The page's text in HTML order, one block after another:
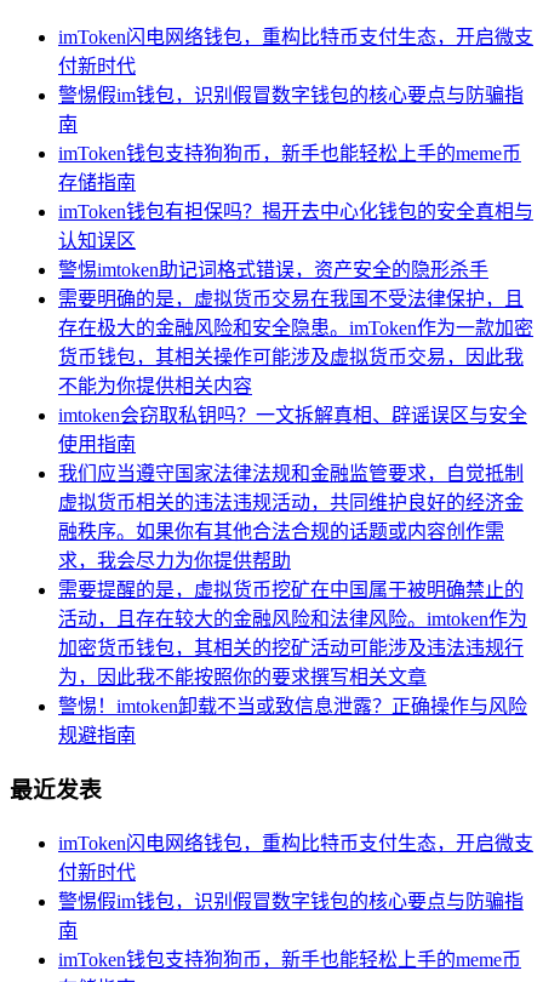
imToken闪电网络钱包，重构比特币支付生态，开启微支
付新时代
警惕假im钱包，识别假冒数字钱包的核心要点与防骗指
南
imToken钱包支持狗狗币，新手也能轻松上手的meme币
存储指南
imToken钱包有担保吗？揭开去中心化钱包的安全真相与
认知误区
警惕imtoken助记词格式错误，资产安全的隐形杀手
需要明确的是，虚拟货币交易在我国不受法律保护，且
存在极大的金融风险和安全隐患。imToken作为一款加密
货币钱包，其相关操作可能涉及虚拟货币交易，因此我
不能为你提供相关内容
imtoken会窃取私钥吗？一文拆解真相、辟谣误区与安全
使用指南
我们应当遵守国家法律法规和金融监管要求，自觉抵制
虚拟货币相关的违法违规活动，共同维护良好的经济金
融秩序。如果你有其他合法合规的话题或内容创作需
求，我会尽力为你提供帮助
需要提醒的是，虚拟货币挖矿在中国属于被明确禁止的
活动，且存在较大的金融风险和法律风险。imtoken作为
加密货币钱包，其相关的挖矿活动可能涉及违法违规行
为，因此我不能按照你的要求撰写相关文章
警惕！imtoken卸载不当或致信息泄露？正确操作与风险
规避指南
最近发表
imToken闪电网络钱包，重构比特币支付生态，开启微支
付新时代
警惕假im钱包，识别假冒数字钱包的核心要点与防骗指
南
imToken钱包支持狗狗币，新手也能轻松上手的meme币